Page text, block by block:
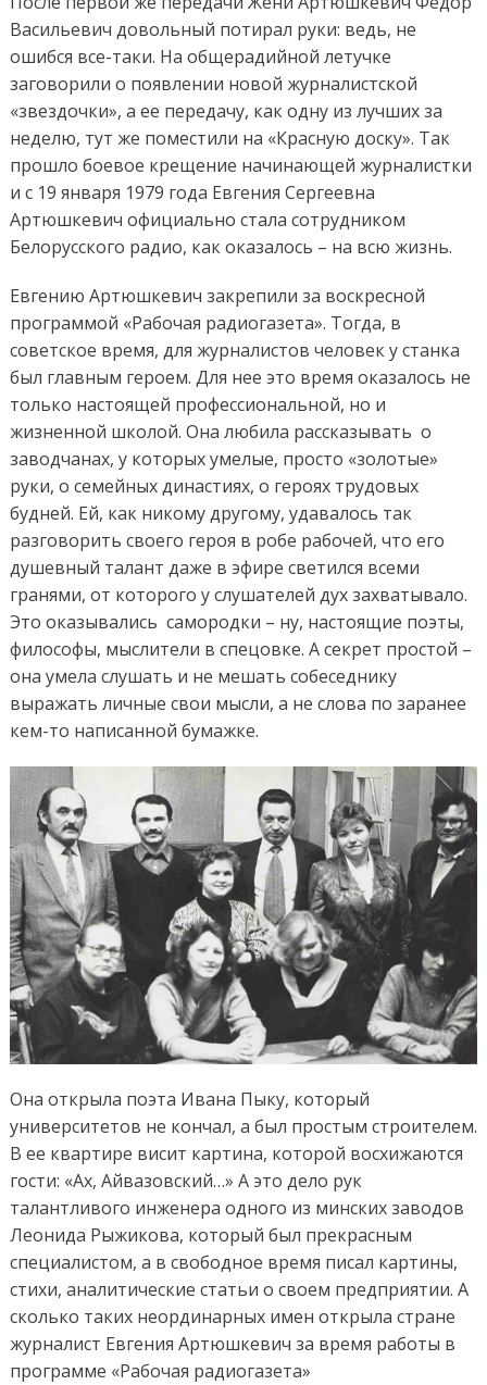
Васильевич довольный потирал руки: ведь, не
ошибся все-таки. На общерадийной летучке
заговорили о появлении новой журналистской
«звездочки», а ее передачу, как одну из лучших за
неделю, тут же поместили на «Красную доску». Так
прошло боевое крещение начинающей журналистки
и с 19 января 1979 года Евгения Сергеевна
Артюшкевич официально стала сотрудником
Белорусского радио, как оказалось – на всю жизнь.
Евгению Артюшкевич закрепили за воскресной
программой «Рабочая радиогазета». Тогда, в
советское время, для журналистов человек у станка
был главным героем. Для нее это время оказалось не
только настоящей профессиональной, но и
жизненной школой. Она любила рассказывать о
заводчанах, у которых умелые, просто «золотые»
руки, о семейных династиях, о героях трудовых
будней. Ей, как никому другому, удавалось так
разговорить своего героя в робе рабочей, что его
душевный талант даже в эфире светился всеми
гранями, от которого у слушателей дух захватывало.
Это оказывались самородки – ну, настоящие поэты,
философы, мыслители в спецовке. А секрет простой –
она умела слушать и не мешать собеседнику
выражать личные свои мысли, а не слова по заранее
кем-то написанной бумажке.
Она открыла поэта Ивана Пыку, который
университетов не кончал, а был простым строителем.
В ее квартире висит картина, которой восхижаются
гости: «Ах, Айвазовский…» А это дело рук
талантливого инженера одного из минских заводов
Леонида Рыжикова, который был прекрасным
специалистом, а в свободное время писал картины,
стихи, аналитические статьи о своем предприятии. А
сколько таких неординарных имен открыла стране
журналист Евгения Артюшкевич за время работы в
программе «Рабочая радиогазета»